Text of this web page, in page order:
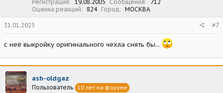
Регистрация 19.08.2005 Сообщения
712
Оценка реакций
824 Город МОСКВА
31.01.2025 #7
с неё выкройку оригинального чехла снять бы...
ash-oldgaz
Пользователь 10 лет на форуме